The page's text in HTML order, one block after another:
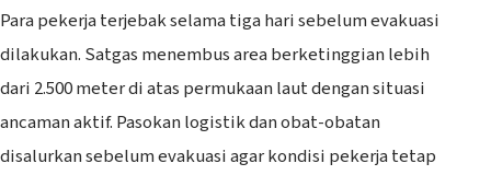
Para pekerja terjebak selama tiga hari sebelum evakuasi
dilakukan. Satgas menembus area berketinggian lebih
dari 2.500 meter di atas permukaan laut dengan situasi
ancaman aktif. Pasokan logistik dan obat-obatan
disalurkan sebelum evakuasi agar kondisi pekerja tetap